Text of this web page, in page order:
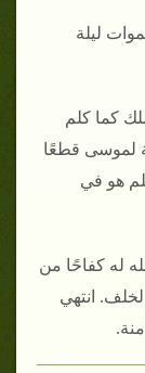
ليلة
كما كلم
لموسى قطعًا
هو في
له كفاحًا من
انتهي